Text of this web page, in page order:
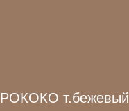
РОКОКО т.бежевый